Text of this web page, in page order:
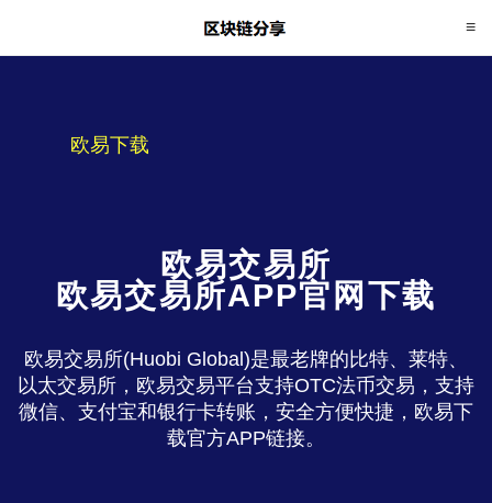
欧易下载
欧易交易所
欧易交易所APP官网下载
欧易交易所(Huobi Global)是最老牌的比特、莱特、
以太交易所，欧易交易平台支持OTC法币交易，支持
微信、支付宝和银行卡转账，安全方便快捷，欧易下
载官方APP链接。